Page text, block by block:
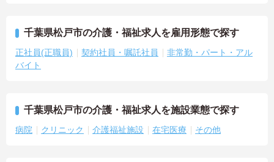
千葉県松戸市の介護・福祉求人を雇用形態で探す
正社員(正職員) 契約社員・嘱託社員
非常勤・パート・アル
バイト
千葉県松戸市の介護・福祉求人を施設業態で探す
病院 クリニック 介護福祉施設 在宅医療 その他